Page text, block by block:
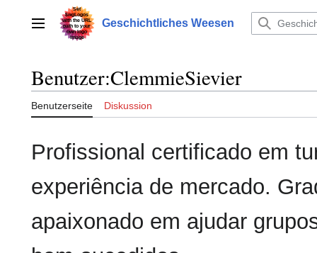
springenHauptmenü Geschichtliches Weesen
Benutzer:ClemmieSievier
Benutzerseite Diskussion
Profissional certificado em
experiência de mercado.
apaixonado em ajudar